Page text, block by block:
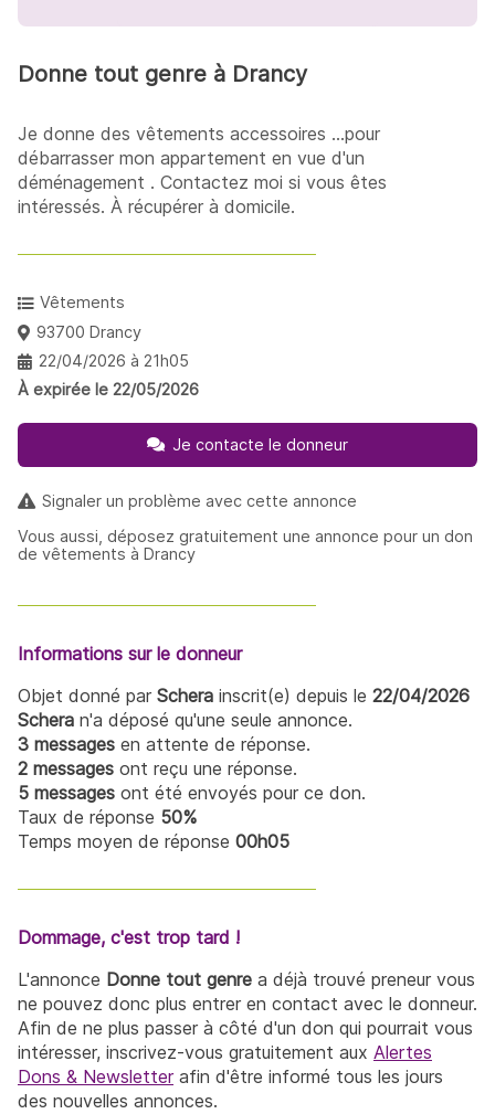
Donne tout genre à Drancy
Je donne des vêtements accessoires ...pour
débarrasser mon appartement en vue d'un
déménagement . Contactez moi si vous êtes
intéressés. À récupérer à domicile.
Vêtements
93700 Drancy
22/04/2026 à 21h05
À expirée le 22/05/2026
Je contacte le donneur
Signaler un problème avec cette annonce
Vous aussi, déposez gratuitement une annonce pour un don
de vêtements à Drancy
Informations sur le donneur
Objet donné par Schera inscrit(e) depuis le 22/04/2026
Schera n'a déposé qu'une seule annonce.
3 messages en attente de réponse.
2 messages ont reçu une réponse.
5 messages ont été envoyés pour ce don.
Taux de réponse 50%
Temps moyen de réponse 00h05
Dommage, c'est trop tard !
L'annonce Donne tout genre a déjà trouvé preneur vous
ne pouvez donc plus entrer en contact avec le donneur.
Afin de ne plus passer à côté d'un don qui pourrait vous
intéresser, inscrivez-vous gratuitement aux Alertes
Dons & Newsletterafin d'être informé tous les jours
des nouvelles annonces.